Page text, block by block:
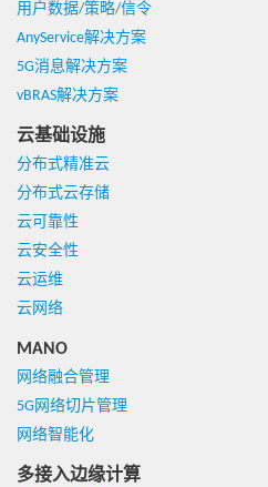
用户数据/策略/信令
AnyService解决方案
5G消息解决方案
vBRAS解决方案
云基础设施
分布式精准云
分布式云存储
云可靠性
云安全性
云运维
云网络
MANO
网络融合管理
5G网络切片管理
网络智能化
多接入边缘计算